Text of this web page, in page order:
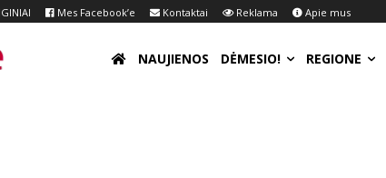
Mes Facebook’e Kontaktai Reklama Apie mus
NAUJIENOS DĖMESIO! REGIONE